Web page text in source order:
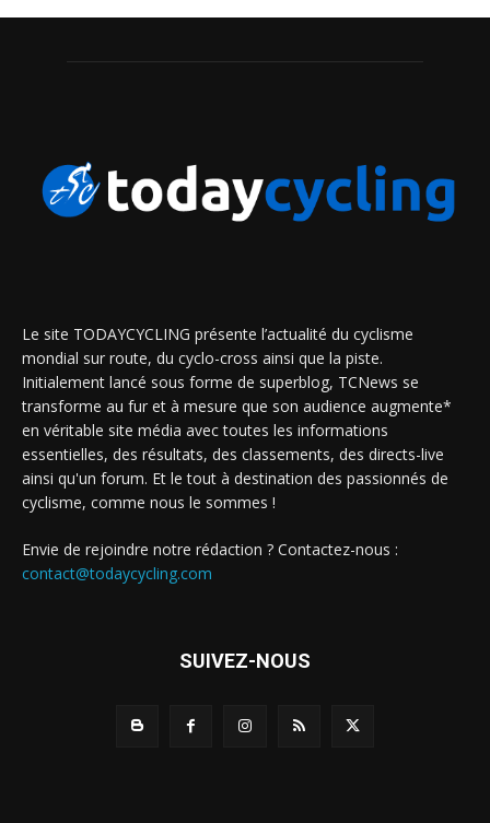
Le site TODAYCYCLING présente l’actualité du cyclisme
mondial sur route, du cyclo-cross ainsi que la piste.
Initialement lancé sous forme de superblog, TCNews se
transforme au fur et à mesure que son audience augmente*
en véritable site média avec toutes les informations
essentielles, des résultats, des classements, des directs-live
ainsi qu'un forum. Et le tout à destination des passionnés de
cyclisme, comme nous le sommes !
Envie de rejoindre notre rédaction ? Contactez-nous :
contact@todaycycling.com
SUIVEZ-NOUS